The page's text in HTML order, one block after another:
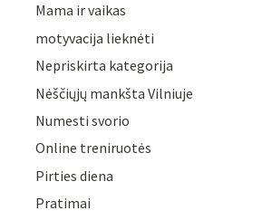
Mama ir vaikas
motyvacija lieknėti
Nepriskirta kategorija
Nėščiųjų mankšta Vilniuje
Numesti svorio
Online treniruotės
Pirties diena
Pratimai